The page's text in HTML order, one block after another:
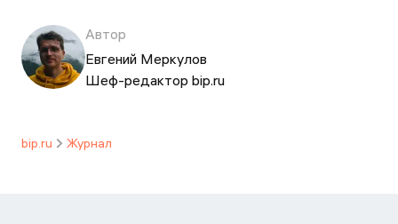
Автор
Евгений Меркулов
Шеф-редактор bip.ru
bip.ru Журнал